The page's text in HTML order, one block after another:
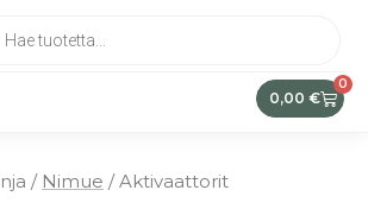
0,00 €
0
/ Nimue / Aktivaattorit